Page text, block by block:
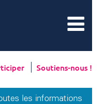
Soutiens-nous !
les informations